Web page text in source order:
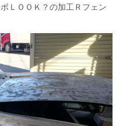
ＬＯＯＫ？の加工Ｒフェン